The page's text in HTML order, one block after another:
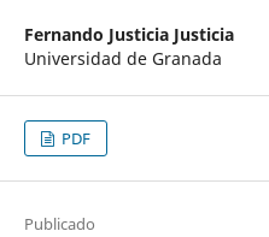
Fernando Justicia Justicia
Universidad de Granada
PDF
Publicado